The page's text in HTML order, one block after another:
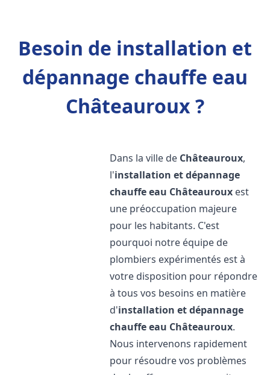
Besoin de installation et
dépannage chauffe eau
Châteauroux ?
Dans la ville de Châteauroux,
l'installation et dépannage
chauffe eau Châteauroux est
une préoccupation majeure
pour les habitants. C'est
pourquoi notre équipe de
plombiers expérimentés est à
votre disposition pour répondre
à tous vos besoins en matière
d'installation et dépannage
chauffe eau Châteauroux.
Nous intervenons rapidement
pour résoudre vos problèmes